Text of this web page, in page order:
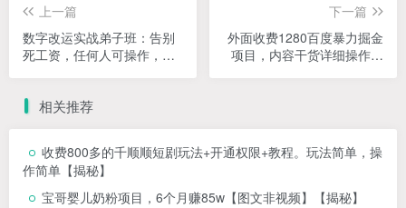
上一篇
数字改运实战弟子班：告别
死工资，任何人可操作，一
下一篇
外面收费1280百度暴力掘金
项目，内容干货详细操作教
相关推荐
收费800多的千顺顺短剧玩法+开通权限+教程。玩法简单，操
作简单【揭秘】
宝哥婴儿奶粉项目，6个月赚85w【图文非视频】【揭秘】